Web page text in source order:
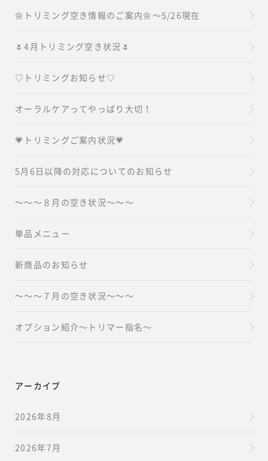
🌼トリミング空き情報のご案内🌼～5/26現在
🌷4月トリミング空き状況🌷
♡トリミングお知らせ♡
オーラルケアってやっぱり大切！
💗トリミングご案内状況💗
5月6日以降の対応についてのお知らせ
～～～８月の空き状況～～～
単品メニュー
新商品のお知らせ
～～～７月の空き状況～～～
オプション紹介～トリマー指名～
アーカイブ
2026年8月
2026年7月